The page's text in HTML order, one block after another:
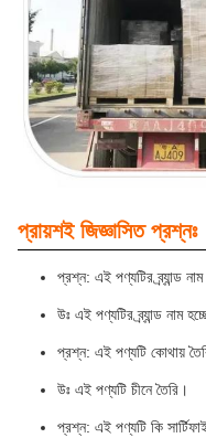
প্রায়শই জিজ্ঞাসিত প্রশ্নঃ
প্রশ্ন: এই পণ্যটির ব্র্যান্ড
উঃ এই পণ্যটির ব্র্যান্ড নাম
প্রশ্ন: এই পণ্যটি কোথায়
উঃ এই পণ্যটি চীনে তৈরি।
প্রশ্ন: এই পণ্যটি কি